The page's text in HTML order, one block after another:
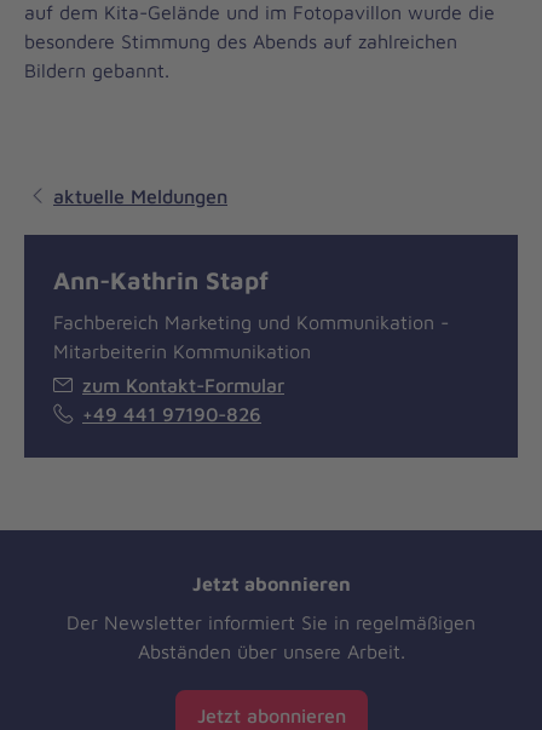
auf dem Kita-Gelände und im Fotopavillon wurde die
besondere Stimmung des Abends auf zahlreichen
Bildern gebannt.
aktuelle Meldungen
Ann-Kathrin Stapf
Fachbereich Marketing und Kommunikation -
Mitarbeiterin Kommunikation
zum Kontakt-Formular
+49 441 97190-826
Jetzt abonnieren
Der Newsletter informiert Sie in regelmäßigen
Abständen über unsere Arbeit.
Jetzt abonnieren